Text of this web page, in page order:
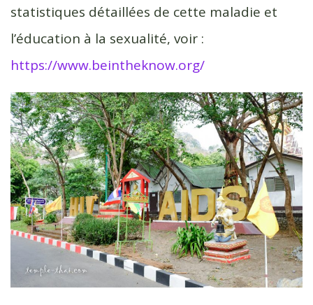
statistiques détaillées de cette maladie et
l’éducation à la sexualité, voir :
https://www.beintheknow.org/